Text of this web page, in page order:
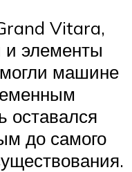
Vitara,
и элементы
машине
оставался
до самого